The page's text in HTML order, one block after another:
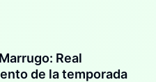
Real
de la temporada